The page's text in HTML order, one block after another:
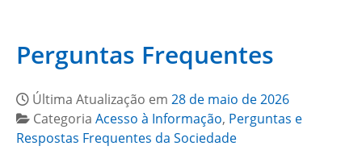
Perguntas Frequentes
Última Atualização em 28 de maio de 2026
Categoria Acesso à Informação, Perguntas e
Respostas Frequentes da Sociedade